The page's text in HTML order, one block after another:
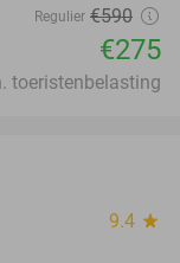
Regulier €590
€275
toeristenbelasting
9.4 star